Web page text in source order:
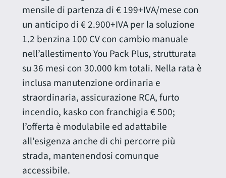
mensile di partenza di € 199+IVA/mese con
un anticipo di € 2.900+IVA per la soluzione
1.2 benzina 100 CV con cambio manuale
nell’allestimento You Pack Plus, strutturata
su 36 mesi con 30.000 km totali. Nella rata è
inclusa manutenzione ordinaria e
straordinaria, assicurazione RCA, furto
incendio, kasko con franchigia € 500;
l’offerta è modulabile ed adattabile
all’esigenza anche di chi percorre più
strada, mantenendosi comunque
accessibile.